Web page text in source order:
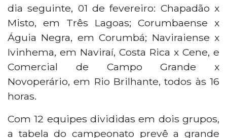
dia seguinte, 01 de fevereiro: Chapadão x
Misto, em Três Lagoas; Corumbaense x
Águia Negra, em Corumbá; Naviraiense x
Ivinhema, em Naviraí, Costa Rica x Cene, e
Comercial de Campo Grande x
Novoperário, em Rio Brilhante, todos às 16
horas.
Com 12 equipes divididas em dois grupos,
a tabela do campeonato prevê a grande